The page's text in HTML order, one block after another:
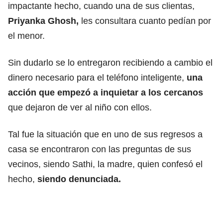
impactante hecho, cuando una de sus clientas,
Priyanka Ghosh, les consultara cuanto pedían por
el menor.
Sin dudarlo se lo entregaron recibiendo a cambio el
dinero necesario para el teléfono inteligente, una
acción que empezó a inquietar a los cercanos
que dejaron de ver al niño con ellos.
Tal fue la situación que en uno de sus regresos a
casa se encontraron con las preguntas de sus
vecinos, siendo Sathi, la madre, quien confesó el
hecho, siendo denunciada.